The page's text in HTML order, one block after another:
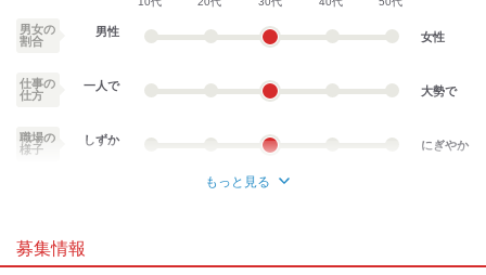
男女の
割合
男性 女性
仕事の
仕方
一人で 大勢で
職場の
様子
しずか にぎやか
個性が生かせる
もっと見る
募集情報